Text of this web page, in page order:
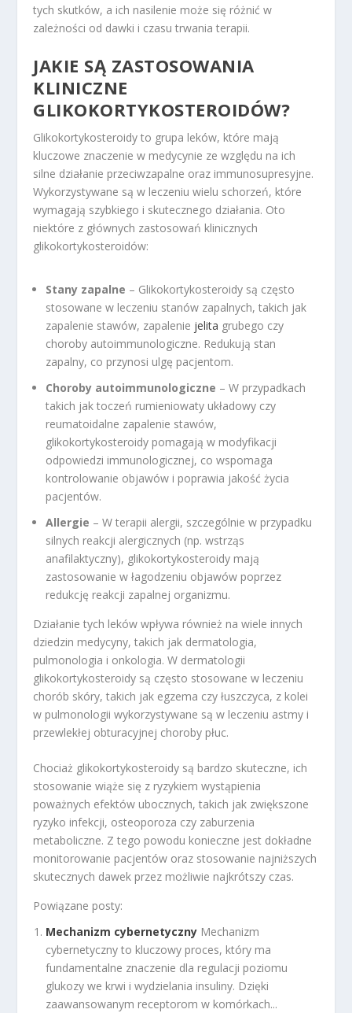
tych skutków, a ich nasilenie może się różnić w
zależności od dawki i czasu trwania terapii.
JAKIE SĄ ZASTOSOWANIA
KLINICZNE
GLIKOKORTYKOSTEROIDÓW?
Glikokortykosteroidy to grupa leków, które mają
kluczowe znaczenie w medycynie ze względu na ich
silne działanie przeciwzapalne oraz immunosupresyjne.
Wykorzystywane są w leczeniu wielu schorzeń, które
wymagają szybkiego i skutecznego działania. Oto
niektóre z głównych zastosowań klinicznych
glikokortykosteroidów:
Stany zapalne – Glikokortykosteroidy są często
stosowane w leczeniu stanów zapalnych, takich jak
zapalenie stawów, zapalenie jelita grubego czy
choroby autoimmunologiczne. Redukują stan
zapalny, co przynosi ulgę pacjentom.
Choroby autoimmunologiczne – W przypadkach
takich jak toczeń rumieniowaty układowy czy
reumatoidalne zapalenie stawów,
glikokortykosteroidy pomagają w modyfikacji
odpowiedzi immunologicznej, co wspomaga
kontrolowanie objawów i poprawia jakość życia
pacjentów.
Allergie – W terapii alergii, szczególnie w przypadku
silnych reakcji alergicznych (np. wstrząs
anafilaktyczny), glikokortykosteroidy mają
zastosowanie w łagodzeniu objawów poprzez
redukcję reakcji zapalnej organizmu.
Działanie tych leków wpływa również na wiele innych
dziedzin medycyny, takich jak dermatologia,
pulmonologia i onkologia. W dermatologii
glikokortykosteroidy są często stosowane w leczeniu
chorób skóry, takich jak egzema czy łuszczyca, z kolei
w pulmonologii wykorzystywane są w leczeniu astmy i
przewlekłej obturacyjnej choroby płuc.
Chociaż glikokortykosteroidy są bardzo skuteczne, ich
stosowanie wiąże się z ryzykiem wystąpienia
poważnych efektów ubocznych, takich jak zwiększone
ryzyko infekcji, osteoporoza czy zaburzenia
metaboliczne. Z tego powodu konieczne jest dokładne
monitorowanie pacjentów oraz stosowanie najniższych
skutecznych dawek przez możliwie najkrótszy czas.
Powiązane posty:
Mechanizm cybernetyczny Mechanizm
cybernetyczny to kluczowy proces, który ma
fundamentalne znaczenie dla regulacji poziomu
glukozy we krwi i wydzielania insuliny. Dzięki
zaawansowanym receptorom w komórkach...